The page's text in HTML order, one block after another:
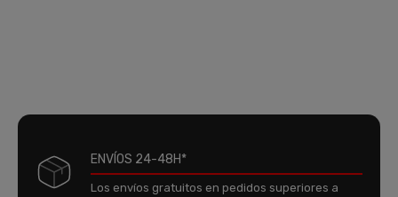
ENVÍOS 24-48H*
Los envíos gratuitos en pedidos superiores a